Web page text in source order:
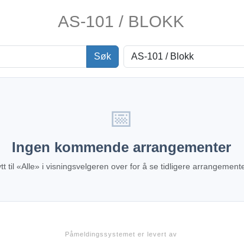
AS-101 / BLOKK
Søk Kategori
📅
Ingen kommende arrangementer
til «Alle» i visningsvelgeren over for å se tidligere
Påmeldingssystemet er levert av